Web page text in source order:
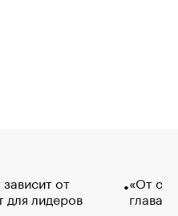
от
для лидеров
«От
глава